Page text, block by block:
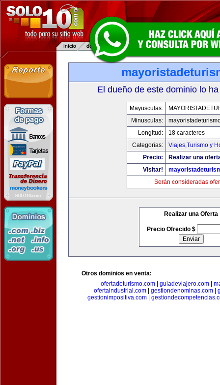
El dueño de este dominio lo
Mayusculas:
Minusculas:
Longitud:
18 caracteres
Categorias:
Viajes,Turismo y
Precio:
Realizar una
Visitar!
Serán consideradas
Realizar una Oferta
Precio Ofrecido $
Otros dominios en venta:
ofertadeturismo.com| guiadeviajero.com|
ofertaindustrial.com| gestiondenominas.com|
gestionimpositiva.com